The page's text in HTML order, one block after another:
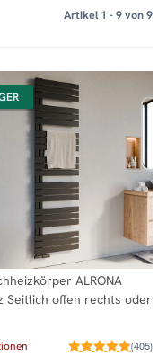
Artikel 1 - 9 von 9
ALRONA
Seitlich offen rechts oder
(405)